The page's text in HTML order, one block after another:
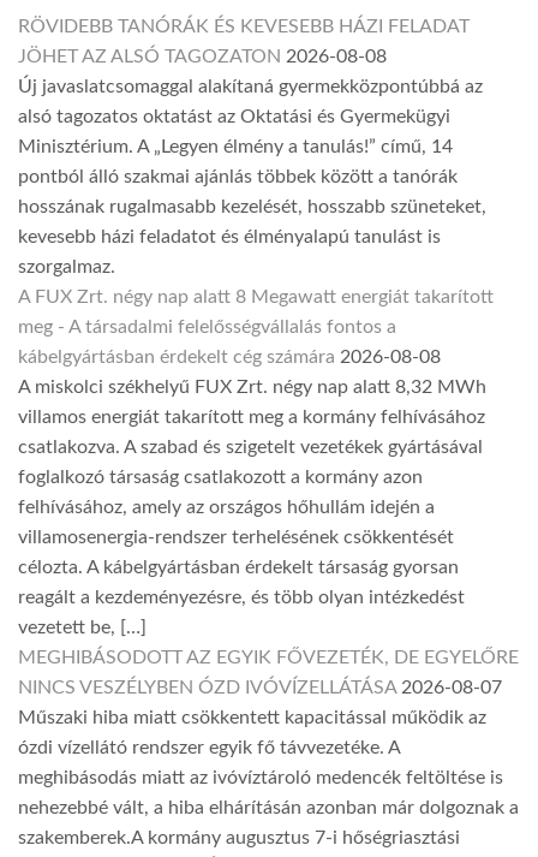
RÖVIDEBB TANÓRÁK ÉS KEVESEBB HÁZI FELADAT
JÖHET AZ ALSÓ TAGOZATON 2026-08-08
Új javaslatcsomaggal alakítaná gyermekközpontúbbá az
alsó tagozatos oktatást az Oktatási és Gyermekügyi
Minisztérium. A „Legyen élmény a tanulás!” című, 14
pontból álló szakmai ajánlás többek között a tanórák
hosszának rugalmasabb kezelését, hosszabb szüneteket,
kevesebb házi feladatot és élményalapú tanulást is
szorgalmaz.
A FUX Zrt. négy nap alatt 8 Megawatt energiát takarított
meg - A társadalmi felelősségvállalás fontos a
kábelgyártásban érdekelt cég számára 2026-08-08
A miskolci székhelyű FUX Zrt. négy nap alatt 8,32 MWh
villamos energiát takarított meg a kormány felhívásához
csatlakozva. A szabad és szigetelt vezetékek gyártásával
foglalkozó társaság csatlakozott a kormány azon
felhívásához, amely az országos hőhullám idején a
villamosenergia-rendszer terhelésének csökkentését
célozta. A kábelgyártásban érdekelt társaság gyorsan
reagált a kezdeményezésre, és több olyan intézkedést
vezetett be, […]
MEGHIBÁSODOTT AZ EGYIK FŐVEZETÉK, DE EGYELŐRE
NINCS VESZÉLYBEN ÓZD IVÓVÍZELLÁTÁSA 2026-08-07
Műszaki hiba miatt csökkentett kapacitással működik az
ózdi vízellátó rendszer egyik fő távvezetéke. A
meghibásodás miatt az ivóvíztároló medencék feltöltése is
nehezebbé vált, a hiba elhárításán azonban már dolgoznak a
szakemberek.A kormány augusztus 7-i hőségriasztási